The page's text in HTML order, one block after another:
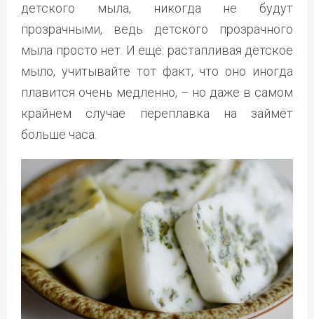
детского мыла, никогда не будут
прозрачными, ведь детского прозрачного
мыла просто нет. И ещё: растапливая детское
мыло, учитывайте тот факт, что оно иногда
плавится очень медленно, – но даже в самом
крайнем случае переплавка на займёт
больше часа.